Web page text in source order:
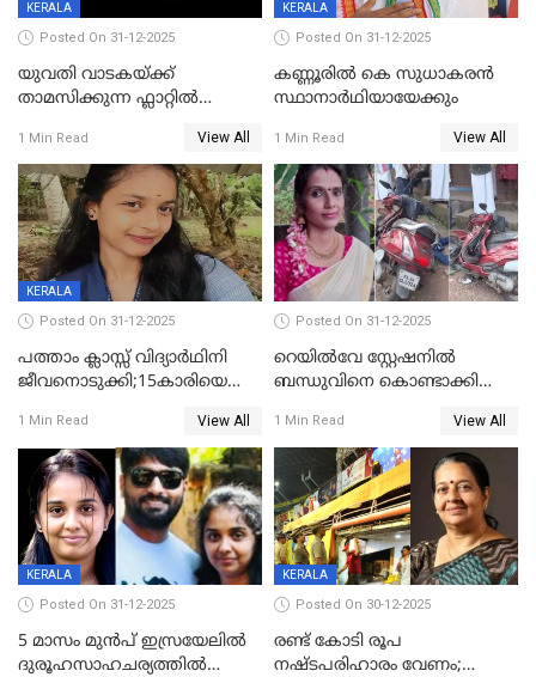
KERALA
Posted On 31-12-2025
യുവതി വാടകയ്ക്ക്
താമസിക്കുന്ന ഫ്ലാറ്റില്‍
സംഭവം കൈതപ്പൊയിലില്‍
1 Min Read View All
KERALA
Posted On 31-12-2025
കണ്ണൂരിൽ കെ സുധാകരൻ
സ്ഥാനാർഥിയായേക്കും
1 Min Read View All
KERALA
Posted On 31-12-2025
പത്താം ക്ലാസ്സ് വിദ്യാര്‍ഥിനി
ജീവനൊടുക്കി;15കാരിയെ
കിടപ്പുമുറിയില്‍ തൂങ്ങി മരിച്ച
നിലയിൽ
1 Min Read View All
Posted On 31-12-2025
റെയിൽവേ സ്റ്റേഷനിൽ
ബന്ധുവിനെ കൊണ്ടാക്കി
ലോറി സ്കൂട്ടറിൽ ഇടിച്ചു :
യുവതിക്ക് ദാരുണാന്ത്യം
1 Min Read View All
KERALA
Posted On 31-12-2025
5 മാസം മുൻപ് ഇസ്രയേലിൽ
ദുരൂഹസാഹചര്യത്തിൽ
KERALA
Posted On 30-12-2025
രണ്ട് കോടി രൂപ
നഷ്ടപരിഹാരം വേണം;